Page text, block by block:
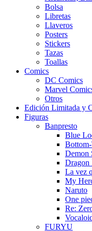
Bolsa
Libretas
Llaveros
Posters
Stickers
Tazas
Toallas
Comics
DC Comics
Marvel
Otros
Edición Limitada y
Figuras
Banpresto
Blue
Demon
Dragon
La vez
My
Naruto
One
Re:
FURYU